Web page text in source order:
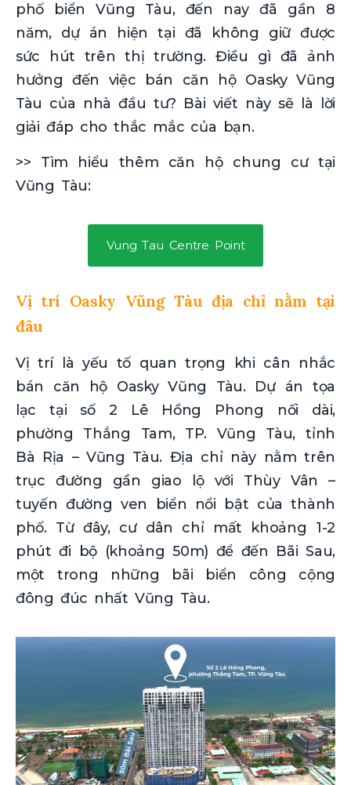
phố biển Vũng Tàu, đến nay đã gần 8
năm, dự án hiện tại đã không giữ được
sức hút trên thị trường. Điều gì đã ảnh
hưởng đến việc bán căn hộ Oasky Vũng
Tàu của nhà đầu tư? Bài viết này sẽ là lời
giải đáp cho thắc mắc của bạn.
>> Tìm hiểu thêm căn hộ chung cư tại
Vũng Tàu:
Vung Tau Centre Point
Vị trí Oasky Vũng Tàu địa chỉ nằm tại
đâu
Vị trí là yếu tố quan trọng khi cân nhắc
bán căn hộ Oasky Vũng Tàu. Dự án tọa
lạc tại số 2 Lê Hồng Phong nối dài,
phường Thắng Tam, TP. Vũng Tàu, tỉnh
Bà Rịa – Vũng Tàu. Địa chỉ này nằm trên
trục đường gần giao lộ với Thùy Vân –
tuyến đường ven biển nổi bật của thành
phố. Từ đây, cư dân chỉ mất khoảng 1-2
phút đi bộ (khoảng 50m) để đến Bãi Sau,
một trong những bãi biển công cộng
đông đúc nhất Vũng Tàu.